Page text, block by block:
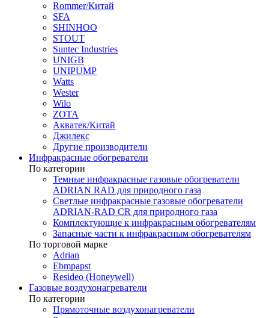
Rommer/Китай
SFA
SHINHOO
STOUT
Suntec Industries
UNIGB
UNIPUMP
Watts
Wester
Wilo
ZOTA
Акватек/Китай
Джилекс
Другие производители
Инфракрасные обогреватели
По категории
Темные инфракрасные газовые обогреватели
ADRIAN RAD для природного газа
Светлые инфракрасные газовые обогреватели
ADRIAN-RAD CR для природного газа
Комплектующие к инфракрасным обогревателям
Запасные части к инфракрасным обогревателям
По торговой марке
Adrian
Ebmpapst
Resideo (Honeywell)
Газовые воздухонагреватели
По категории
Прямоточные воздухонагреватели